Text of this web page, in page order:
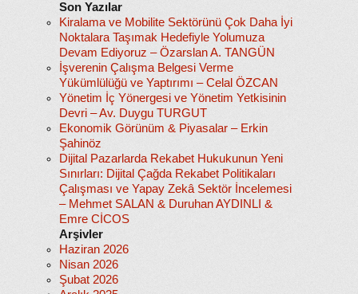
Son Yazılar
Kiralama ve Mobilite Sektörünü Çok Daha İyi
Noktalara Taşımak Hedefiyle Yolumuza
Devam Ediyoruz – Özarslan A. TANGÜN
İşverenin Çalışma Belgesi Verme
Yükümlülüğü ve Yaptırımı – Celal ÖZCAN
Yönetim İç Yönergesi ve Yönetim Yetkisinin
Devri – Av. Duygu TURGUT
Ekonomik Görünüm & Piyasalar – Erkin
Şahinöz
Dijital Pazarlarda Rekabet Hukukunun Yeni
Sınırları: Dijital Çağda Rekabet Politikaları
Çalışması ve Yapay Zekâ Sektör İncelemesi
– Mehmet SALAN & Duruhan AYDINLI &
Emre CİCOS
Arşivler
Haziran 2026
Nisan 2026
Şubat 2026